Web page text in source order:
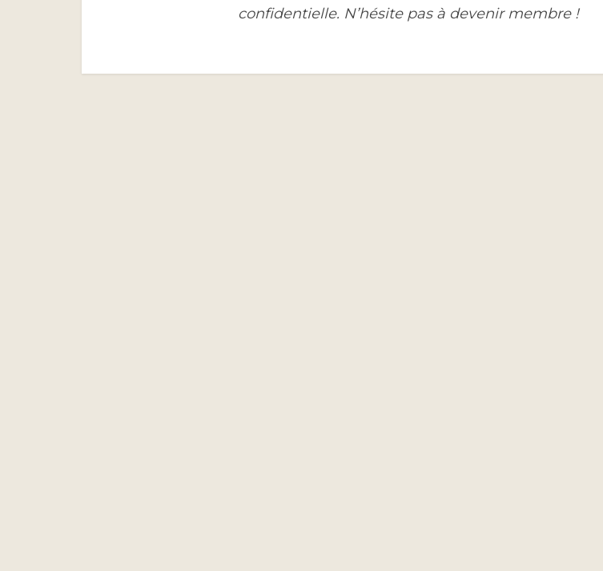
confidentielle. N’hésite pas à devenir membre !